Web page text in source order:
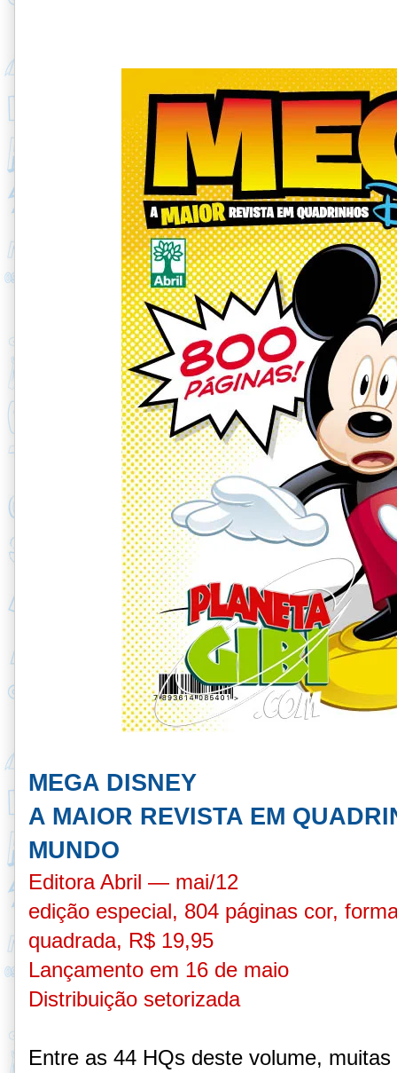
MEGA DISNEY
A MAIOR REVISTA EM
MUNDO
Editora Abril — mai/12
edição especial, 804 páginas cor,
quadrada, R$ 19,95
Lançamento em 16 de maio
Distribuição setorizada
Entre as 44 HQs deste volume,